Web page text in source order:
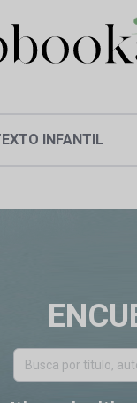
INFANTIL